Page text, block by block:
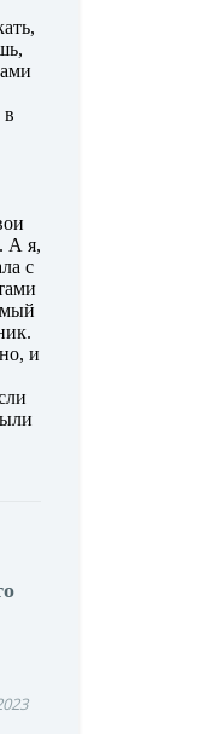
в
А я,
с
и